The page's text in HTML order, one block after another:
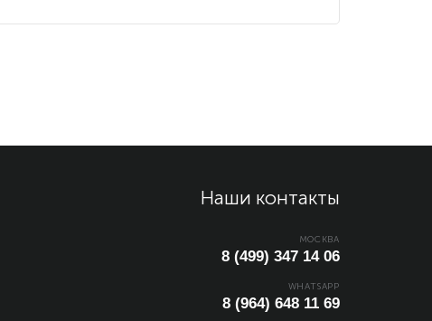
Наши контакты
МОСКВА
8 (499) 347 14 06
WHATSAPP
8 (964) 648 11 69